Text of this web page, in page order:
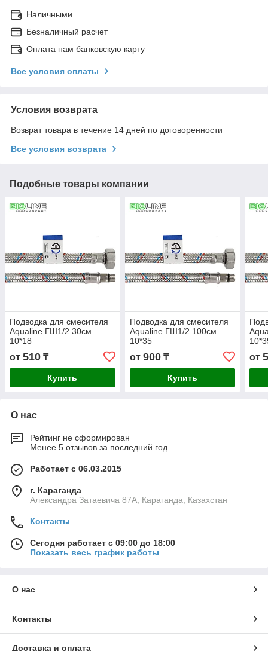
Наличными
Безналичный расчет
Оплата нам банковскую карту
Все условия оплаты
Условия возврата
Возврат товара в течение 14 дней по договоренности
Все условия возврата
Подобные товары компании
Подводка для смесителя
Aqualine ГШ1/2 30см
10*18
от 510 ₸
Купить
Подводка для смесителя
Aqualine ГШ1/2 100см
10*35
от 900₸
Купить
от
О нас
Рейтинг не сформирован
Менее 5 отзывов за последний год
Работает с 06.03.2015
г. Караганда
Александра Затаевича 87А, Караганда, Казахстан
Контакты
Сегодня работает с 09:00 до 18:00
Показать весь график работы
О нас
Контакты
Доставка и оплата